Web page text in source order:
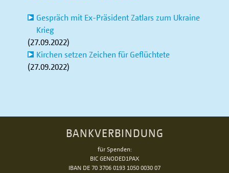
Gespräch mit Ex-Präsident Zatlars zum Ukraine
Krieg
(27.09.2022)
Kirchen setzen Zeichen für Geflüchtete
(27.09.2022)
BANKVERBINDUNG
für Spenden:
BIC GENODED1PAX
IBAN DE 70 3706 0193 1050 0030 07